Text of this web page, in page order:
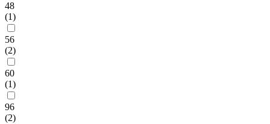
48
(1)
56
(2)
60
(1)
96
(2)